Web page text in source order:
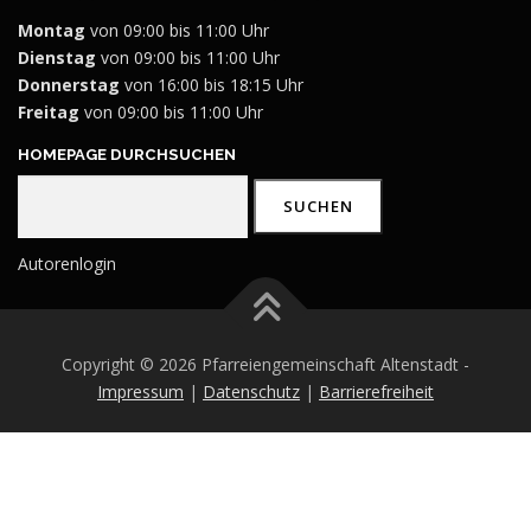
Montag von 09:00 bis 11:00 Uhr
Dienstag von 09:00 bis 11:00 Uhr
Donnerstag von 16:00 bis 18:15 Uhr
Freitag von 09:00 bis 11:00 Uhr
HOMEPAGE DURCHSUCHEN
SUCHEN
Autorenlogin
Copyright © 2026 Pfarreiengemeinschaft Altenstadt -
Impressum | Datenschutz | Barrierefreiheit